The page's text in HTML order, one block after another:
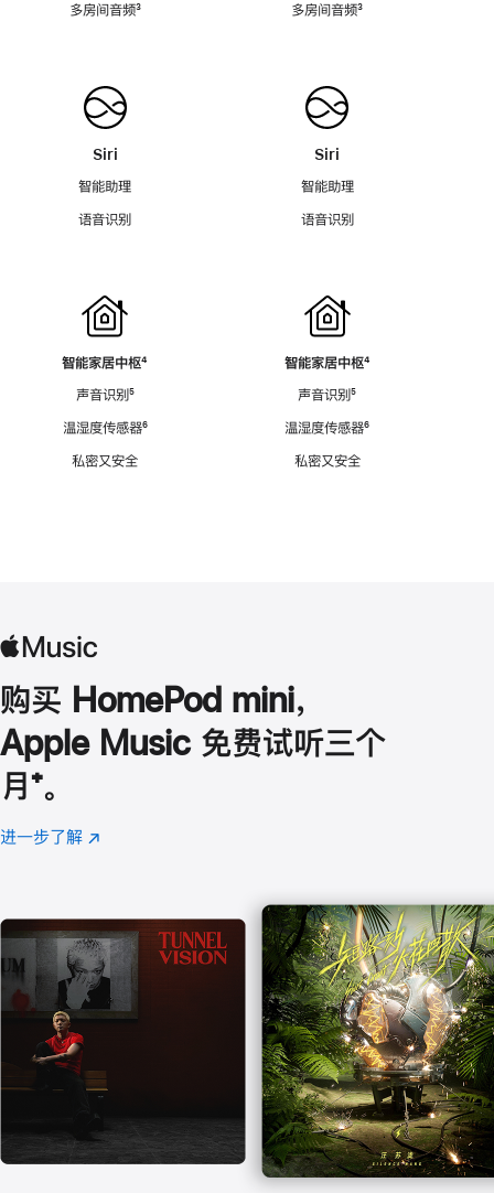
多房间音频脚
³
Siri
智能助理
语音识别
智能家居中枢脚
⁴
声音识别脚
⁵
温湿度传感器脚
⁶
私密又安全
多房间音频脚
³
Siri
智能助理
语音识别
智能家居中枢脚
⁴
声音识别脚
⁵
温湿度传感器脚
⁶
私密又安全
购买 HomePod mini，
Apple Music 免费试听三个
月 脚
注
⁺。
进一步了解 Apple
(在
口
中
打
开)